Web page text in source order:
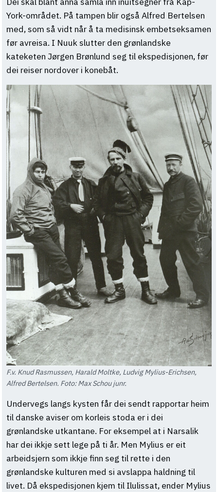
York-området. På tampen blir også Alfred Bertelsen
med, som så vidt når å ta medisinsk embetseksamen
før avreisa. I Nuuk slutter den grønlandske
kateketen Jørgen Brønlund seg til ekspedisjonen, før
dei reiser nordover i konebåt.
F.v. Knud Rasmussen, Harald Moltke, Ludvig Mylius-Erichsen,
Alfred Bertelsen. Foto: Max Schou junr.
Undervegs langs kysten får dei sendt rapportar heim
til danske aviser om korleis stoda er i dei
grønlandske utkantane. For eksempel at i Narsalik
har dei ikkje sett lege på ti år. Men Mylius er eit
arbeidsjern som ikkje finn seg til rette i den
grønlandske kulturen med si avslappa haldning til
livet. Då ekspedisjonen kjem til Ilulissat, ender Mylius